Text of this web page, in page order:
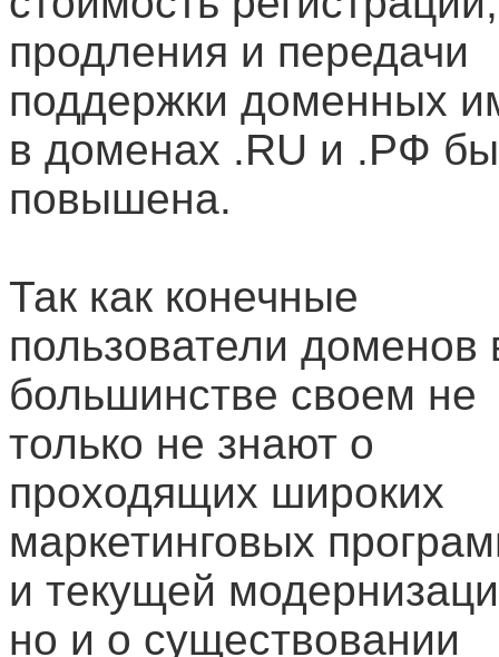
продления и передачи
поддержки доменных
в доменах .RU и .РФ
повышена.
Так как конечные
пользователи доменов
большинстве своем не
только не знают о
проходящих широких
маркетинговых
и текущей
но и о существовании